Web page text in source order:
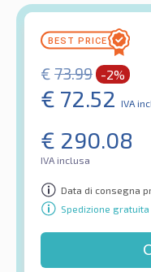
€ 73.99 -2%
€ 72.52 IVA
€ 290.08
IVA inclusa
Data di consegna
Spedizione gratuita